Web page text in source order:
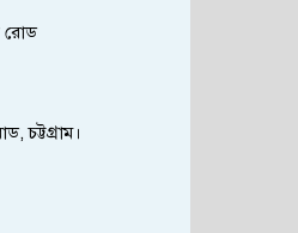
রোড
চট্টগ্রাম।